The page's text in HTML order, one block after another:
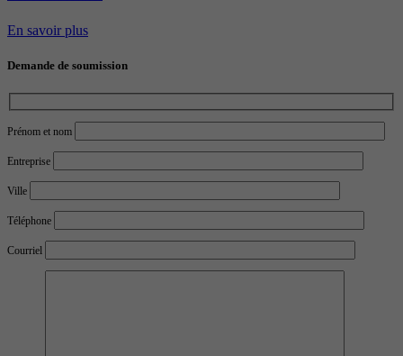
En savoir plus
Demande de soumission
Prénom et nom
Entreprise
Ville
Téléphone
Courriel